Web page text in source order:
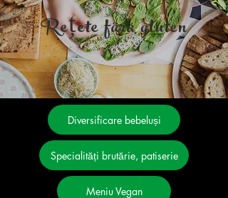
Rețete fără gluten
Diversificare bebeluși
Specialități brutărie, patiserie
Meniu Vegan